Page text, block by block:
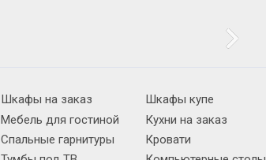
Шкафы на заказ Шкафы купе
Мебель для гостиной
Кухни на заказ
Спальные гарнитуры
Кровати